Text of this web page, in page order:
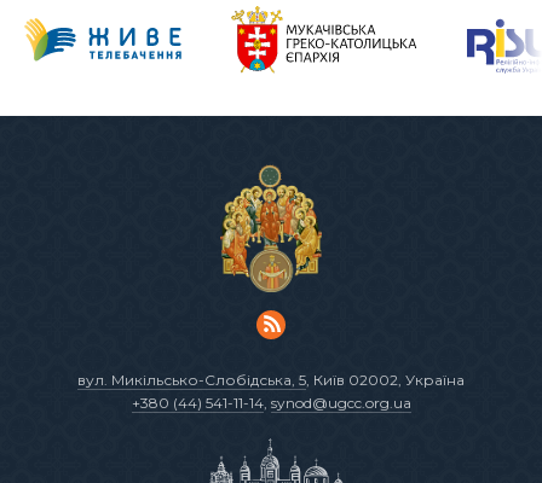
вул. Микільсько-Слобідська, 5 , Київ 02002, Україна
+380 (44) 541-11-14, synod@ugcc.org.ua